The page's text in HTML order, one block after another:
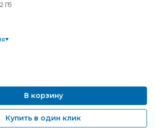
Гб
В корзину
Купить в один клик